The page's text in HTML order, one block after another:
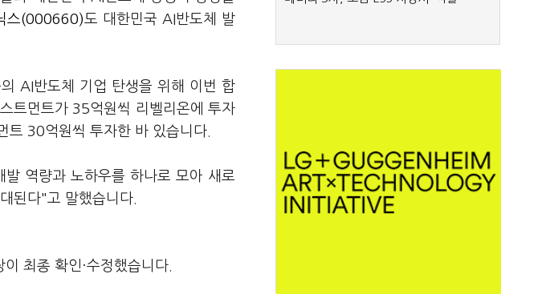
스(000660)도 대한민국 AI반도체 발
AI반도체 기업 탄생을 위해 이번 합
트먼트가 35억원씩 리벨리온에 투자
30억원씩 투자한 바 있습니다.
역량과 노하우를 하나로 모아 새로
된다"고 말했습니다.
최종 확인·수정했습니다.